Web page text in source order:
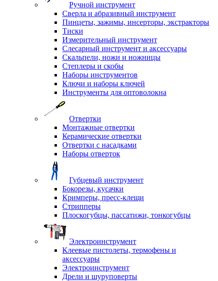
Ручной инструмент
Сверла и абразивный инструмент
Пинцеты, зажимы, инсерторы, экстракторы
Тиски
Измерительный инструмент
Слесарный инструмент и аксессуары
Скальпели, ножи и ножницы
Степлеры и скобы
Наборы инструментов
Ключи и наборы ключей
Инструменты для оптоволокна
Отвертки
Монтажные отвертки
Керамические отвертки
Отвертки с насадками
Наборы отверток
Губцевый инструмент
Бокорезы, кусачки
Кримперы, пресс-клещи
Стрипперы
Плоскогубцы, пассатижи, тонкогубцы
Электроинструмент
Клеевые пистолеты, термофены и
аксессуары
Электроинструмент
Дрели и шуруповерты